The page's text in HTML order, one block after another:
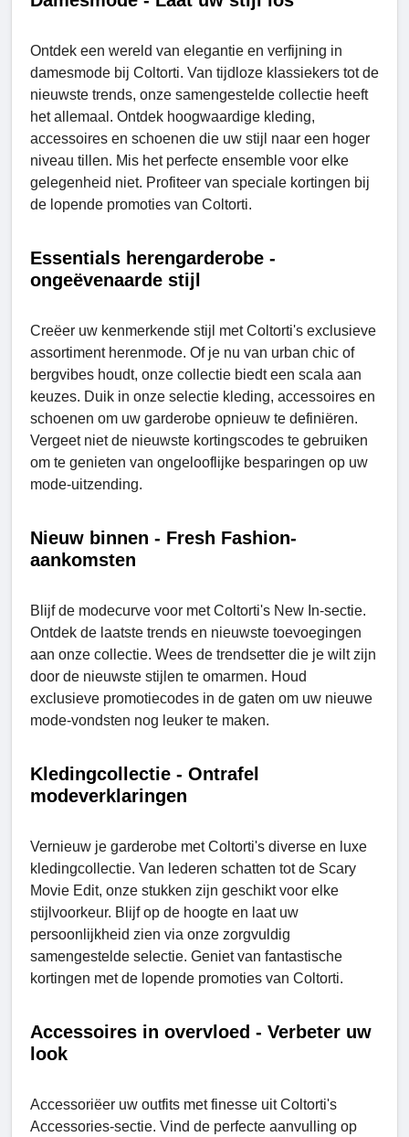
Ontdek een wereld van elegantie en verfijning in
damesmode bij Coltorti. Van tijdloze klassiekers tot de
nieuwste trends, onze samengestelde collectie heeft
het allemaal. Ontdek hoogwaardige kleding,
accessoires en schoenen die uw stijl naar een hoger
niveau tillen. Mis het perfecte ensemble voor elke
gelegenheid niet. Profiteer van speciale kortingen bij
de lopende promoties van Coltorti.
Essentials herengarderobe -
ongeëvenaarde stijl
Creëer uw kenmerkende stijl met Coltorti's exclusieve
assortiment herenmode. Of je nu van urban chic of
bergvibes houdt, onze collectie biedt een scala aan
keuzes. Duik in onze selectie kleding, accessoires en
schoenen om uw garderobe opnieuw te definiëren.
Vergeet niet de nieuwste kortingscodes te gebruiken
om te genieten van ongelooflijke besparingen op uw
mode-uitzending.
Nieuw binnen - Frеsh Fashion-
aankomsten
Blijf de modecurve voor met Coltorti's New In-sectie.
Ontdek de laatste trends en nieuwste toevoegingen
aan onze collectie. Wees de trendsetter die je wilt zijn
door de nieuwste stijlen te omarmen. Houd
exclusieve promotiecodes in de gaten om uw nieuwe
mode-vondsten nog leuker te maken.
Kledingcollectie - Ontrafel
modeverklaringen
Vernieuw je garderobe met Coltorti's diverse en luxe
kledingcollectie. Van lederen schatten tot de Scary
Movie Edit, onze stukken zijn geschikt voor elke
stijlvoorkeur. Blijf op de hoogte en laat uw
persoonlijkheid zien via onze zorgvuldig
samengestelde selectie. Geniet van fantastische
kortingen met de lopende promoties van Coltorti.
Accessoires in overvloed - Verbeter uw
look
Accеssoriëer uw outfits met finesse uit Coltorti's
Accеssories-sectie. Vind de perfecte aanvulling op